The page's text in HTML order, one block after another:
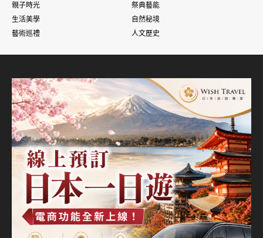
親子時光
祭典藝能
生活美學
自然秘境
藝術巡禮
人文歷史